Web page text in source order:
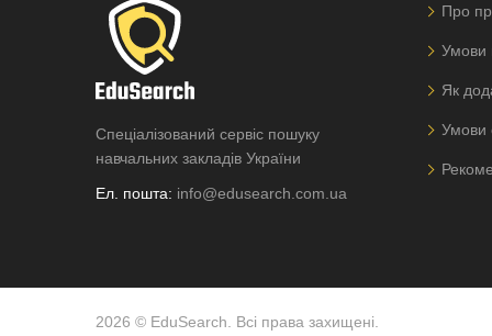
Спеціалізований сервіс пошуку
навчальних закладів України
Ел. пошта: info@edusearch.com.ua
Про
Умови
Як
Умови
2026 © EduSearch. Всі права захищені.